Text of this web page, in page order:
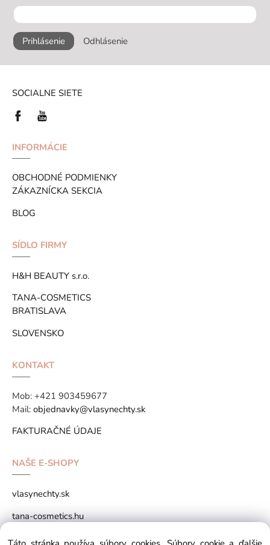
Prihlásenie Odhlásenie
SOCIALNE SIETE
INFORMÁCIE
OBCHODNÉ PODMIENKY
ZÁKAZNÍCKA SEKCIA
BLOG
SÍDLO FIRMY
H&H BEAUTY s.r.o.
TANA-COSMETICS
BRATISLAVA
SLOVENSKO
KONTAKT
Mob: +421 903459677
Mail: objednavky@vlasynechty.sk
FAKTURAČNÉ ÚDAJE
NAŠE E-SHOPY
vlasynechty.sk
tana-cosmetics.hu
tana-cosmetics.sk